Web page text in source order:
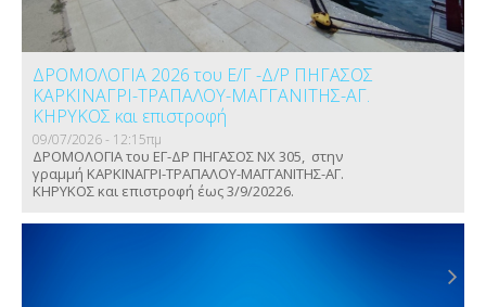
ΔΡΟΜΟΛΟΓΙΑ 2026 του Ε/Γ -Δ/Ρ ΠΗΓΑΣΟΣ
ΚΑΡΚΙΝΑΓΡΙ-ΤΡΑΠΑΛΟΥ-ΜΑΓΓΑΝΙΤΗΣ-ΑΓ.
ΚΗΡΥΚΟΣ και επιστροφή
09/07/2026 - 12:15πμ
ΔΡΟΜΟΛΟΓΙΑ του ΕΓ-ΔΡ ΠΗΓΑΣΟΣ ΝΧ 305, στην
γραμμή ΚΑΡΚΙΝΑΓΡΙ-ΤΡΑΠΑΛΟΥ-ΜΑΓΓΑΝΙΤΗΣ-ΑΓ.
ΚΗΡΥΚΟΣ και επιστροφή έως 3/9/20226.